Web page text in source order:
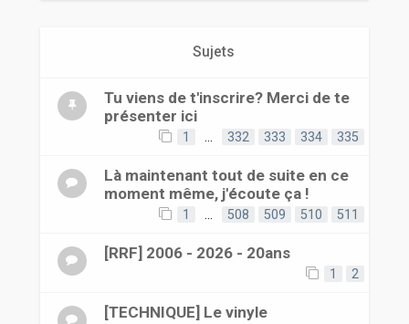
Sujets
Tu viens de t'inscrire? Merci de te
présenter ici
1 332 333 334 335
Là maintenant tout de suite en ce
moment même, j'écoute ça !
1 508 509 510 511
[RRF] 2006 - 2026 - 20ans
1 2
[TECHNIQUE] Le vinyle